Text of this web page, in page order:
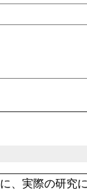
、実際の研究